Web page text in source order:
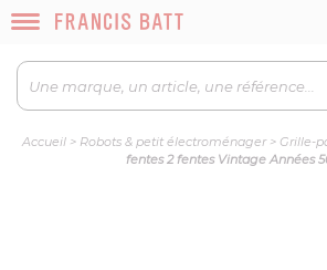
Accueil> Robots & petit électroménager> Grille-
fentes 2 fentes Vintage Années